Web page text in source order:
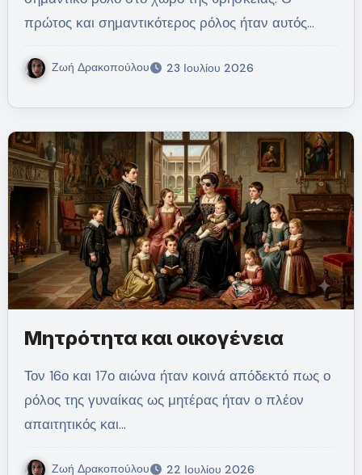
πρώτος και σημαντικότερος ρόλος ήταν αυτός…
Ζωή Δρακοπούλου 23 Ιουλίου 2026
Μητρότητα και οικογένεια
Τον 16ο και 17ο αιώνα ήταν κοινά απόδεκτό πως ο
ρόλος της γυναίκας ως μητέρας ήταν ο πλέον
απαιτητικός και…
Ζωή Δρακοπούλου 22 Ιουλίου 2026